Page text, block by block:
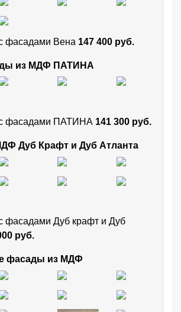
фасадами Вена 147 400 руб.
из МДФ ПАТИНА
с фасадами ПАТИНА 141 300 руб.
Дуб Крафт и Дуб Атланта
фасадами Дуб крафт и Дуб
руб.
фасады из МДФ